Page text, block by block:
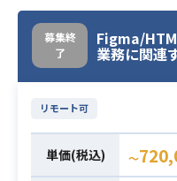
・フェ
ラワー
作
・リー
・フェ
募集終
了
Figma/
業務に関連
リモート可
単価(税込) 〜